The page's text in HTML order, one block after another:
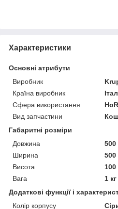
Характеристики
Основні атрибути
Виробник
Країна виробник
Сфера використання
Вид запчастини
Габаритні розміри
Довжина
Ширина
Висота
Вага
1 кг
Додаткові функції і
Колір корпусу